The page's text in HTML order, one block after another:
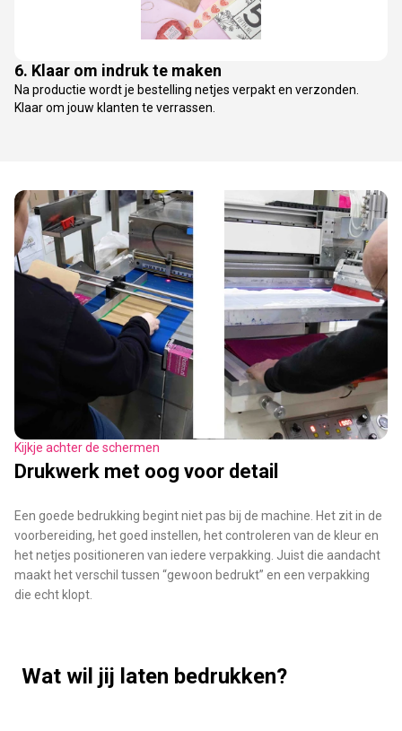
6. Klaar om indruk te maken
Na productie wordt je bestelling netjes verpakt en verzonden.
Klaar om jouw klanten te verrassen.
Kijkje achter de schermen
Drukwerk met oog voor detail
Een goede bedrukking begint niet pas bij de machine. Het zit in de
voorbereiding, het goed instellen, het controleren van de kleur en
het netjes positioneren van iedere verpakking. Juist die aandacht
maakt het verschil tussen “gewoon bedrukt” en een verpakking
die echt klopt.
Wat wil jij laten bedrukken?